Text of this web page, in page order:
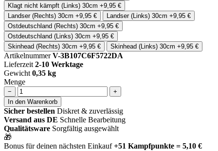
Klagt nicht kämpft (Links) 30cm +9,95 €
Landser (Rechts) 30cm +9,95 € Landser (Links) 30cm +9,95 €
Ostdeutschland (Rechts) 30cm +9,95 €
Ostdeutschland (Links) 30cm +9,95 €
Skinhead (Rechts) 30cm +9,95 € Skinhead (Links) 30cm +9,95 €
Artikelnummer V-3B107C6F5722DA
Lieferzeit 2-10 Werktage
Gewicht 0,35 kg
Menge
−
+
In den Warenkorb
Sicher bestellen Diskret & zuverlässig
Versand aus DE Schnelle Bearbeitung
Qualitätsware Sorgfältig ausgewählt
🎁
Bonus für deinen nächsten Einkauf +51 Kampfpunkte = 5,10 €